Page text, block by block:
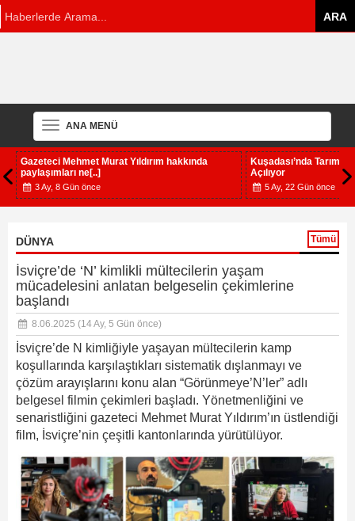
ANA MENÜ
Gazeteci Mehmet Murat Yıldırım hakkında
paylaşımları ne[..]
3 Ay, 8 Gün önce
Kuşadası’nda Tarım
Açılıyor
5 Ay, 22 Gün önce
DÜNYA Tümü
İsviçre’de ‘N’ kimlikli mültecilerin yaşam
mücadelesini anlatan belgeselin çekimlerine
başlandı
8.06.2025 (14 Ay, 5 Gün önce)
İsviçre’de N kimliğiyle yaşayan mültecilerin kamp
koşullarında karşılaştıkları sistematik dışlanmayı ve
çözüm arayışlarını konu alan “Görünmeye’N’ler” adlı
belgesel filmin çekimleri başladı. Yönetmenliğini ve
senaristliğini gazeteci Mehmet Murat Yıldırım’ın üstlendiği
film, İsviçre’nin çeşitli kantonlarında yürütülüyor.